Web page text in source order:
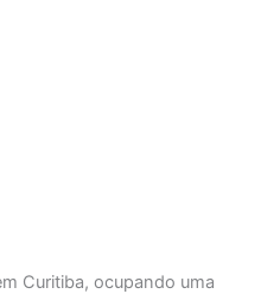
Curitiba, ocupando uma